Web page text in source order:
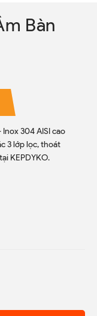
Bàn
Inox 304 AISI cao
3 lớp lọc, thoát
KEPDYKO.